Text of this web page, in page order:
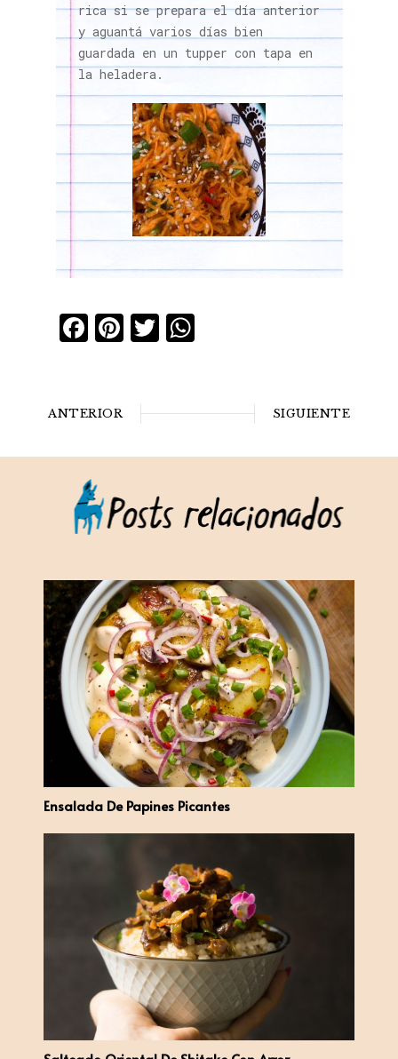
rica si se prepara el día anterior
y aguantá varios días bien
guardada en un tupper con tapa en
la heladera.
Facebook
Pinterest
Twitter
WhatsApp
ANTERIOR SIGUIENTE
Ensalada De Papines Picantes